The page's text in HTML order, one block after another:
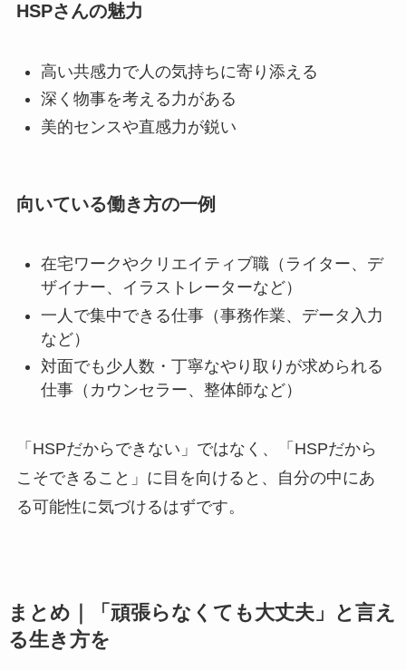
HSPさんの魅力
高い共感力で人の気持ちに寄り添える
深く物事を考える力がある
美的センスや直感力が鋭い
向いている働き方の一例
在宅ワークやクリエイティブ職（ライター、デ
ザイナー、イラストレーターなど）
一人で集中できる仕事（事務作業、データ入力
など）
対面でも少人数・丁寧なやり取りが求められる
仕事（カウンセラー、整体師など）
「HSPだからできない」ではなく、「HSPだから
こそできること」に目を向けると、自分の中にあ
る可能性に気づけるはずです。
まとめ｜「頑張らなくても大丈夫」と言え
る生き方を